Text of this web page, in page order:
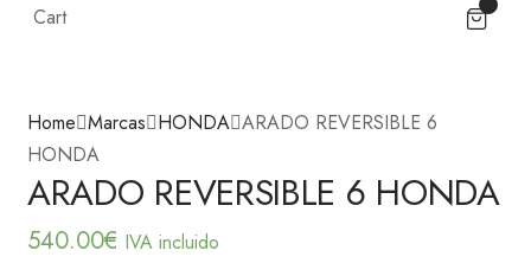
Cart
Home Marcas HONDA ARADO REVERSIBLE 6
HONDA
ARADO REVERSIBLE 6 HONDA
540.00€ IVA incluido